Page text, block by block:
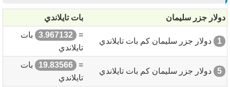
دولار جزر سليمان بات تايلاندي
1 دولار جزر سليمان كم بات تايلاندي
=
3.967132
بات
تايلاندي
5 دولار جزر سليمان كم بات تايلاندي
=
19.83566
بات
تايلاندي